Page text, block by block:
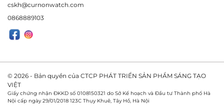
cskh@curnonwatch.com
0868889103
© 2026 - Bản quyền của CTCP PHÁT TRIỂN SẢN PHẨM SÁNG TẠO
VIỆT
Giấy chứng nhận ĐKKD số 0108150321 do Sở Kế hoạch và Đầu tư Thành phố Hà
Nội cấp ngày 29/01/2018 123C Thụy Khuê, Tây Hồ, Hà Nội